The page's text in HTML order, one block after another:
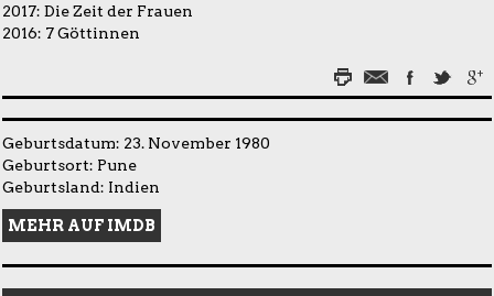
2017: Die Zeit der Frauen
2016: 7 Göttinnen
Geburtsdatum: 23. November 1980
Geburtsort: Pune
Geburtsland: Indien
MEHR AUF IMDB